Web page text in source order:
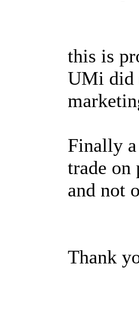
this is
UMi did
Finally a
trade on
and not
Thank